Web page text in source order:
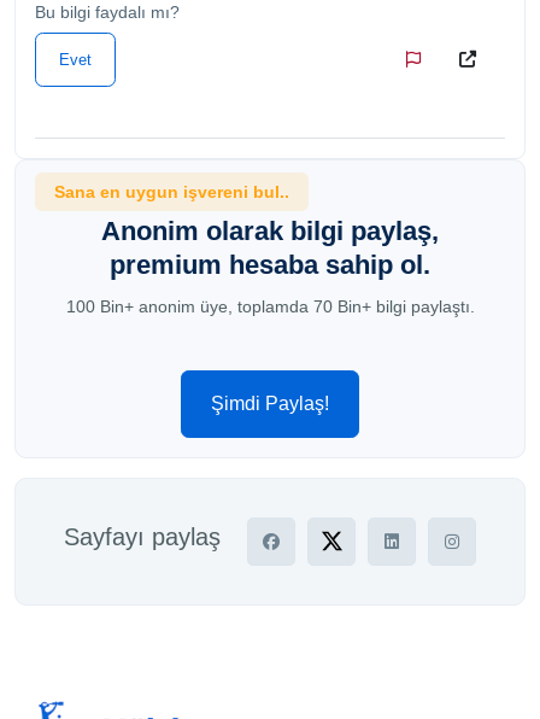
Bu bilgi faydalı mı?
Evet
Sana en uygun işvereni bul..
Anonim olarak bilgi paylaş,
premium hesaba sahip ol.
100 Bin+ anonim üye, toplamda 70 Bin+ bilgi paylaştı.
Şimdi Paylaş!
Sayfayı paylaş